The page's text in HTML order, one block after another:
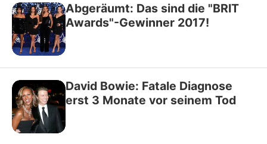
Abgeräumt: Das sind die "BRIT
Awards"-Gewinner 2017!
David Bowie: Fatale Diagnose
erst 3 Monate vor seinem Tod